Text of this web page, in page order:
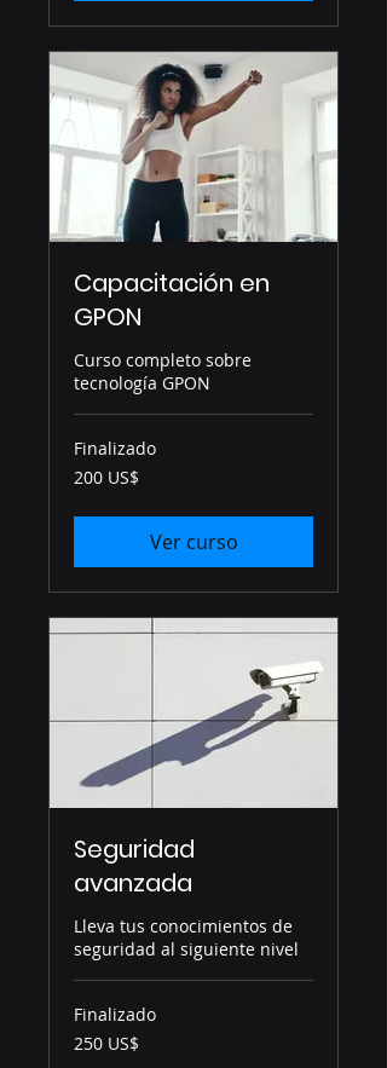
Capacitación en
GPON
Curso completo sobre
tecnología GPON
Finalizado
200
dólares
200 US$
Ver curso
Seguridad
avanzada
Lleva tus conocimientos de
seguridad al siguiente nivel
Finalizado
250
dólares
250 US$